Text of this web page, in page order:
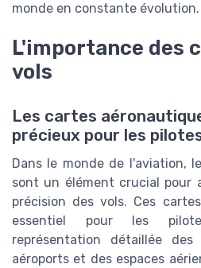
monde en constante évolution.
L'importance des
vols
Les cartes
précieux pour les
Dans le monde de l'aviation,
sont un élément crucial pour
précision des vols. Ces
essentiel pour les
représentation détaillée
aéroports et des espaces